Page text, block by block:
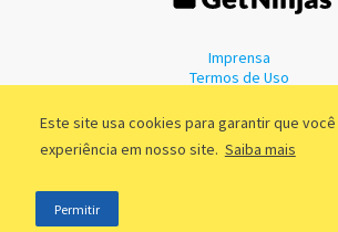
Este site usa cookies para garantir que
experiência em nosso site. Saiba mais
Permitir
Imprensa
Termos de Uso
©2011 - 2026, GetNinjas LTDA. CNPJ
Fernandes Coelho, 85 - 3º andar - São